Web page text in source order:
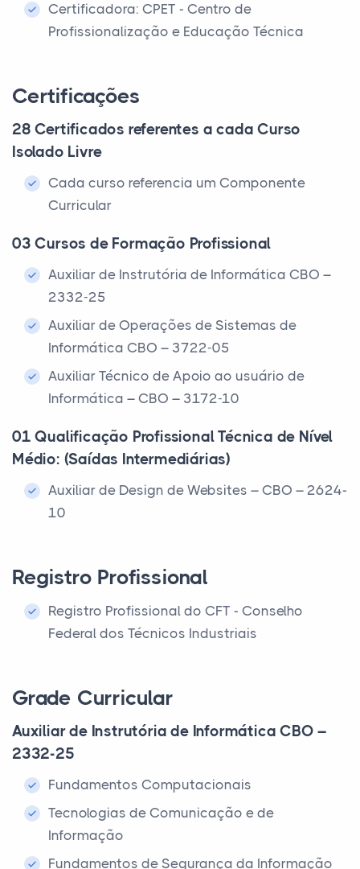
Certificadora: CPET - Centro de
Profissionalização e Educação Técnica
Certificações
28 Certificados referentes a cada Curso
Isolado Livre
Cada curso referencia um Componente
Curricular
03 Cursos de Formação Profissional
Auxiliar de Instrutória de Informática CBO –
2332-25
Auxiliar de Operações de Sistemas de
Informática CBO – 3722-05
Auxiliar Técnico de Apoio ao usuário de
Informática – CBO – 3172-10
01 Qualificação Profissional Técnica de Nível
Médio: (Saídas Intermediárias)
Auxiliar de Design de Websites – CBO – 2624-
10
Registro Profissional
Registro Profissional do CFT - Conselho
Federal dos Técnicos Industriais
Grade Curricular
Auxiliar de Instrutória de Informática CBO –
2332-25
Fundamentos Computacionais
Tecnologias de Comunicação e de
Informação
Fundamentos de Segurança da Informação